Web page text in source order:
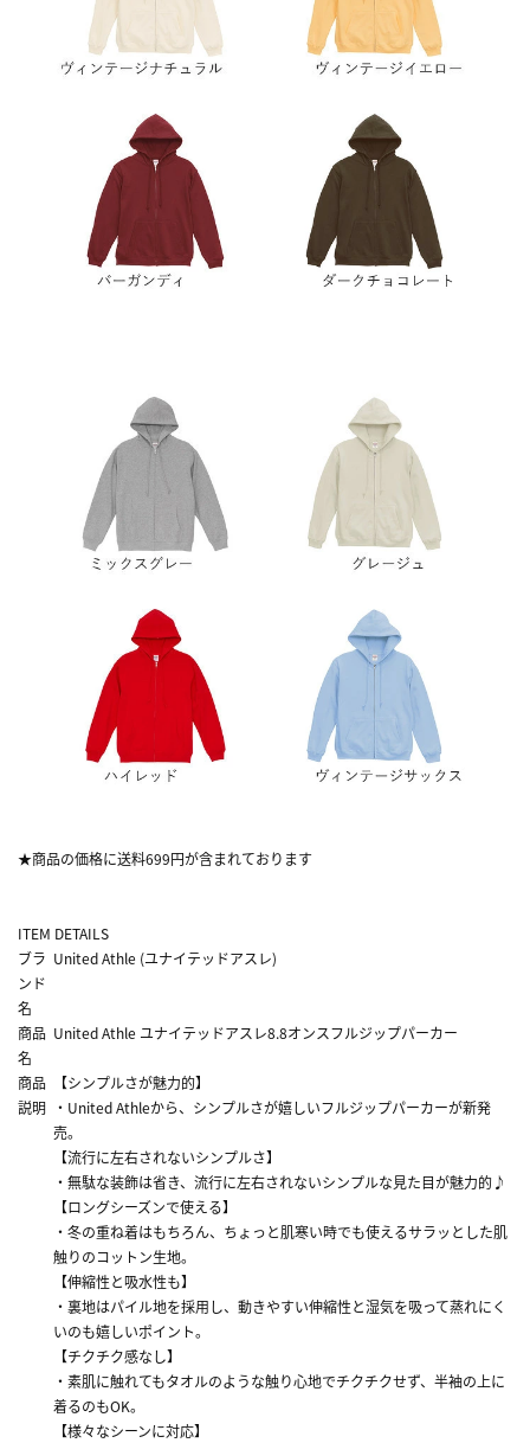
★商品の価格に送料699円が含まれております
ITEM DETAILS
ブラ
ンド
名
United Athle (ユナイテッドアスレ)
商品
名
United Athle ユナイテッドアスレ8.8オンスフルジップパーカー
商品
説明
【シンプルさが魅力的】
・United Athleから、シンプルさが嬉しいフルジップパーカーが新発
売。
【流行に左右されないシンプルさ】
・無駄な装飾は省き、流行に左右されないシンプルな見た目が魅力的♪
【ロングシーズンで使える】
・冬の重ね着はもちろん、ちょっと肌寒い時でも使えるサラッとした肌
触りのコットン生地。
【伸縮性と吸水性も】
・裏地はパイル地を採用し、動きやすい伸縮性と湿気を吸って蒸れにく
いのも嬉しいポイント。
【チクチク感なし】
・素肌に触れてもタオルのような触り心地でチクチクせず、半袖の上に
着るのもOK。
【様々なシーンに対応】